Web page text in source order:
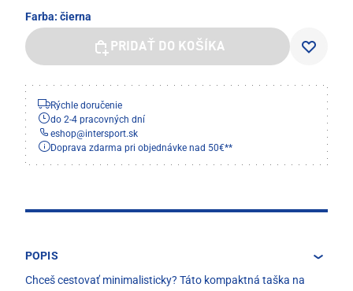
Farba: čierna
PRIDAŤ DO KOŠÍKA
Rýchle doručenie
do 2-4 pracovných dní
eshop@intersport.sk
Doprava zdarma pri objednávke nad 50€**
POPIS
Chceš cestovať minimalisticky? Táto kompaktná taška na